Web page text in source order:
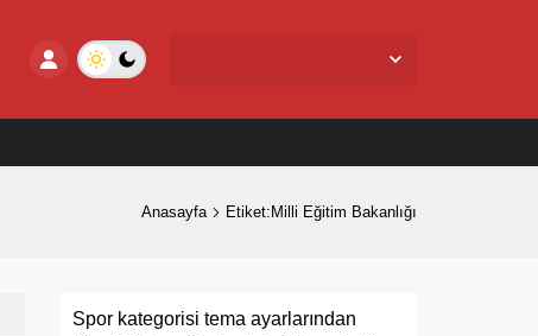
Anasayfa Etiket:Milli Eğitim Bakanlığı
Spor kategorisi tema ayarlarından